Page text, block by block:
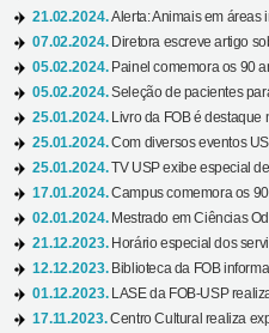
21.02.2024.Alerta: Animais em áreas
07.02.2024. Diretora escreve artigo
05.02.2024. Painel comemora os 90
05.02.2024.Seleção de pacientes
25.01.2024.
Livro da FOB é destaque
25.01.2024.Com diversos eventos
25.01.2024.TV USP exibe especial
17.01.2024.Campus comemora os
02.01.2024. Mestrado em Ciências
21.12.2023. Horário especial dos
12.12.2023. Biblioteca da FOB
01.12.2023.
LASE da FOB-USP
17.11.2023.Centro Cultural realiza